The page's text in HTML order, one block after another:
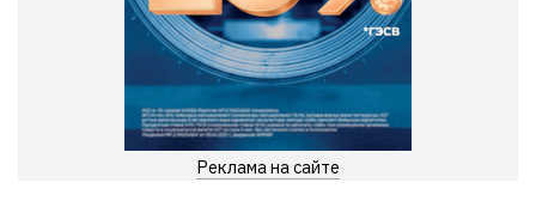
Реклама на сайте